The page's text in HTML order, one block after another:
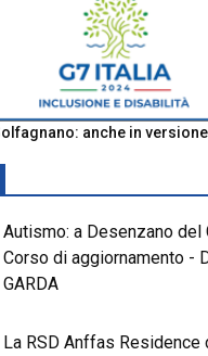
anche in
Autismo: a Desenzano del
Corso di aggiornamento -
GARDA
La RSD Anffas Residence